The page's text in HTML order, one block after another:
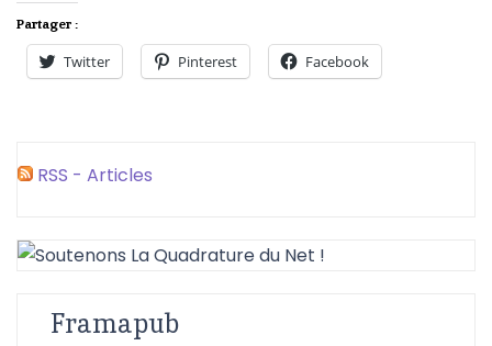
Partager :
Twitter Pinterest Facebook
RSS - Articles
Framapub